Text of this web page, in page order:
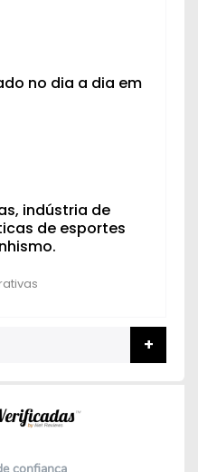
no dia a dia em
indústria de
de esportes